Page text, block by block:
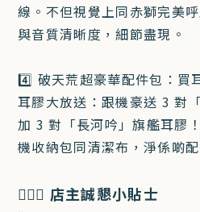
線。不但視覺上同赤獅完美
與音質清晰度，細節盡現。
4️⃣ 破天荒超豪華配件包：買
耳膠大放送：跟機豪送 3 對
加 3 對「長河吟」旗艦耳膠
機收納包同清潔布，淨係啲
🙋🏻‍♀️ 店主誠懇小貼士